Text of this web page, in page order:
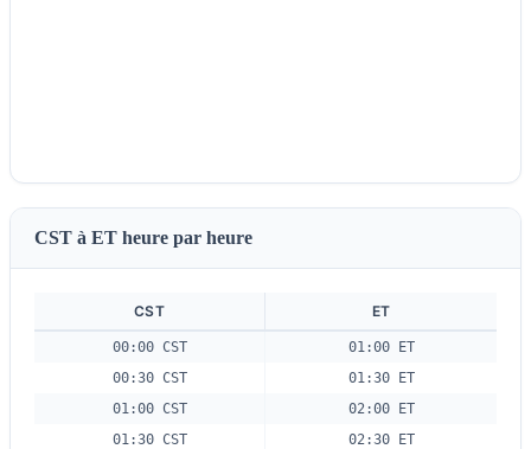
CST à ET heure par heure
CST ET
00:00 CST
01:00 ET
00:30 CST
01:30 ET
01:00 CST
02:00 ET
01:30 CST
02:30 ET